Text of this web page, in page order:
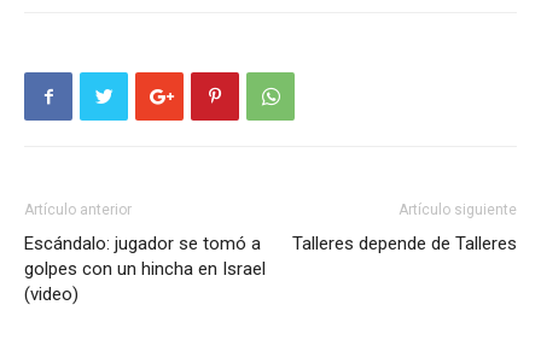
Artículo anterior
Escándalo: jugador se tomó a
golpes con un hincha en Israel
(video)
Artículo siguiente
Talleres depende de Talleres